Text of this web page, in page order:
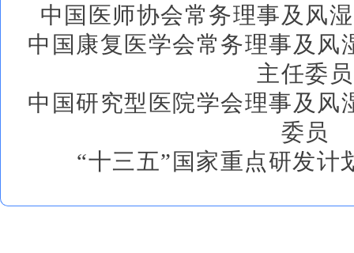
中国医师协会常务理事及风
中国康复医学会常务理事及风
主任委员
中国研究型医院学会理事及风
委员
“十三五”国家重点研发计